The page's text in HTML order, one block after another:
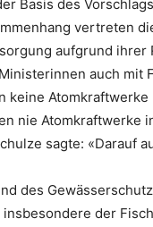
Basis des
vertreten
aufgrund
auch
keine
nie Atomkraftwerke
sagte: «Darauf
des
der